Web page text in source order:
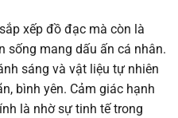
xếp đồ đạc mà còn là
sống mang dấu ấn cá nhân.
sáng và vật liệu tự nhiên
bình yên. Cảm giác hạnh
là nhờ sự tinh tế trong